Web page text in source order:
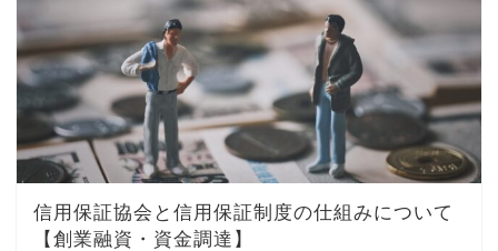
信用保証協会と信用保証制度の仕組みについて
【創業融資・資金調達】